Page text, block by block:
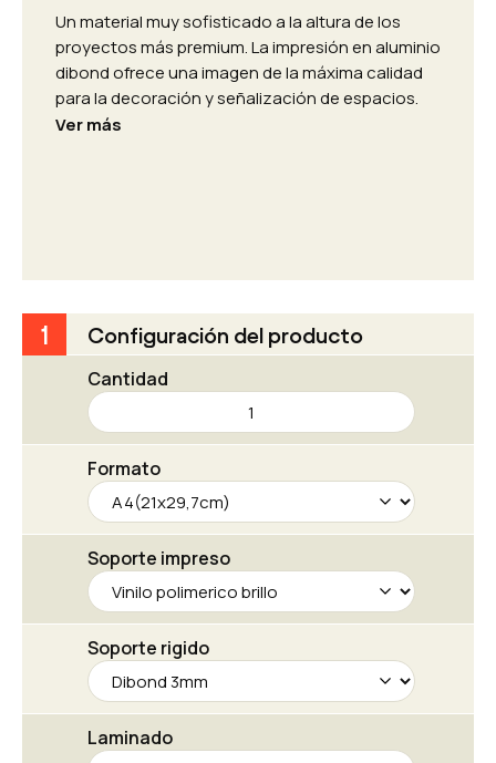
Un material muy sofisticado a la altura de los
proyectos más premium. La impresión en aluminio
dibond ofrece una imagen de la máxima calidad
para la decoración y señalización de espacios.
Ver más
1
Configuración del producto
Cantidad
cantidad
Formato
Soporte impreso
Soporte rigido
Laminado